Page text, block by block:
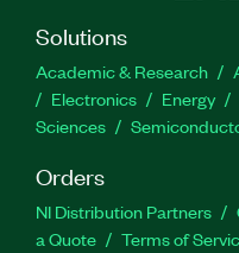
Solutions
Academic & Research
Electronics
Energy
Sciences
Orders
NI Distribution Partners
a Quote
Terms of